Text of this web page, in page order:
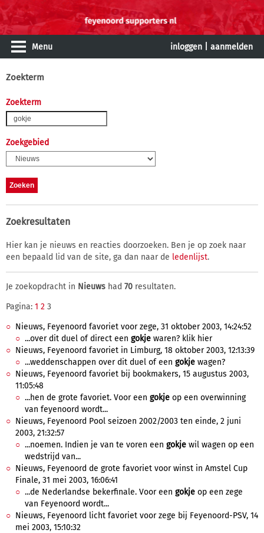
Menu inloggen aanmelden
Zoekterm
Zoekterm
Zoekgebied
Zoekresultaten
Hier kan je nieuws en reacties doorzoeken. Ben je op zoek naar
een bepaald lid van de site, ga dan naar de ledenlijst.
Je zoekopdracht in Nieuws had 70 resultaten.
Pagina: 1 2 3
Nieuws, Feyenoord favoriet voor zege, 31 oktober 2003, 14:24:52
...over dit duel of direct een gokje waren? klik hier
Nieuws, Feyenoord favoriet in Limburg, 18 oktober 2003, 12:13:39
...weddenschappen over dit duel of een gokje wagen?
Nieuws, Feyenoord favoriet bij bookmakers, 15 augustus 2003,
11:05:48
...hen de grote favoriet. Voor een gokje op een overwinning
van feyenoord wordt...
Nieuws, Feyenoord Pool seizoen 2002/2003 ten einde, 2 juni
2003, 21:32:57
...noemen. Indien je van te voren een gokje wil wagen op een
wedstrijd van...
Nieuws, Feyenoord de grote favoriet voor winst in Amstel Cup
Finale, 31 mei 2003, 16:06:41
...de Nederlandse bekerfinale. Voor een gokje op een zege
van Feyenoord wordt...
Nieuws, Feyenoord licht favoriet voor zege bij Feyenoord-PSV, 14
mei 2003, 15:10:32